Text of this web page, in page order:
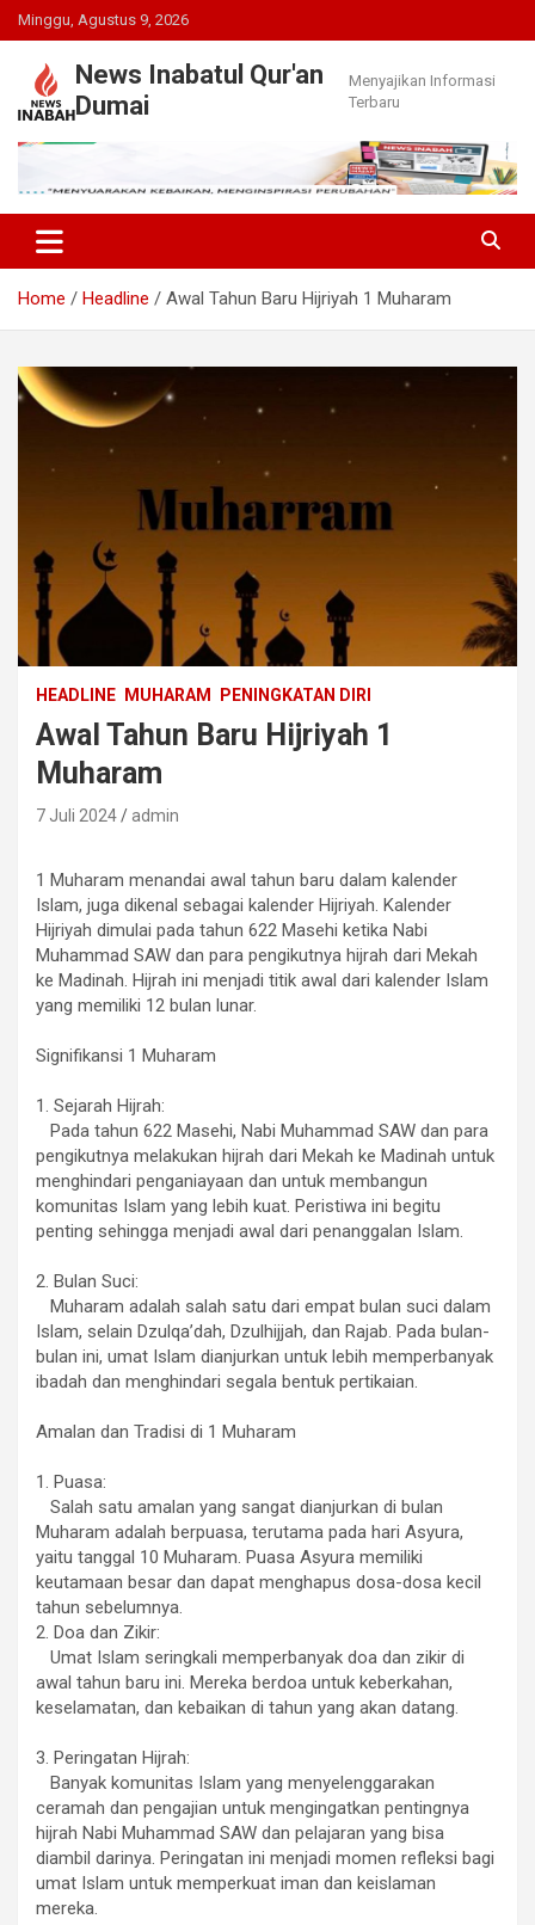
Skip
to
content
Minggu, Agustus 9, 2026
News Inabatul Qur'an
Dumai
Menyajikan Informasi
Terbaru
Home Headline Awal Tahun Baru Hijriyah 1 Muharam
HEADLINE MUHARAM PENINGKATAN DIRI
Awal Tahun Baru Hijriyah 1
Muharam
7 Juli 2024 admin
1 Muharam menandai awal tahun baru dalam kalender
Islam, juga dikenal sebagai kalender Hijriyah. Kalender
Hijriyah dimulai pada tahun 622 Masehi ketika Nabi
Muhammad SAW dan para pengikutnya hijrah dari Mekah
ke Madinah. Hijrah ini menjadi titik awal dari kalender Islam
yang memiliki 12 bulan lunar.
Signifikansi 1 Muharam
1. Sejarah Hijrah:
Pada tahun 622 Masehi, Nabi Muhammad SAW dan para
pengikutnya melakukan hijrah dari Mekah ke Madinah untuk
menghindari penganiayaan dan untuk membangun
komunitas Islam yang lebih kuat. Peristiwa ini begitu
penting sehingga menjadi awal dari penanggalan Islam.
2. Bulan Suci:
Muharam adalah salah satu dari empat bulan suci dalam
Islam, selain Dzulqa’dah, Dzulhijjah, dan Rajab. Pada bulan-
bulan ini, umat Islam dianjurkan untuk lebih memperbanyak
ibadah dan menghindari segala bentuk pertikaian.
Amalan dan Tradisi di 1 Muharam
1. Puasa:
Salah satu amalan yang sangat dianjurkan di bulan
Muharam adalah berpuasa, terutama pada hari Asyura,
yaitu tanggal 10 Muharam. Puasa Asyura memiliki
keutamaan besar dan dapat menghapus dosa-dosa kecil
tahun sebelumnya.
2. Doa dan Zikir:
Umat Islam seringkali memperbanyak doa dan zikir di
awal tahun baru ini. Mereka berdoa untuk keberkahan,
keselamatan, dan kebaikan di tahun yang akan datang.
3. Peringatan Hijrah:
Banyak komunitas Islam yang menyelenggarakan
ceramah dan pengajian untuk mengingatkan pentingnya
hijrah Nabi Muhammad SAW dan pelajaran yang bisa
diambil darinya. Peringatan ini menjadi momen refleksi bagi
umat Islam untuk memperkuat iman dan keislaman
mereka.